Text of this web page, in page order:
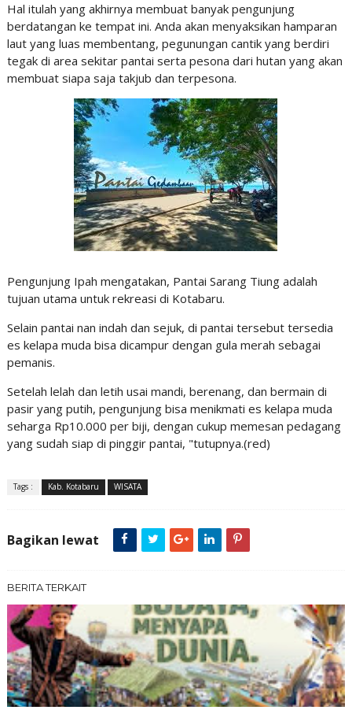
Hal itulah yang akhirnya membuat banyak pengunjung
berdatangan ke tempat ini. Anda akan menyaksikan hamparan
laut yang luas membentang, pegunungan cantik yang berdiri
tegak di area sekitar pantai serta pesona dari hutan yang akan
membuat siapa saja takjub dan terpesona.
Pengunjung Ipah mengatakan, Pantai Sarang Tiung adalah
tujuan utama untuk rekreasi di Kotabaru.
Selain pantai nan indah dan sejuk, di pantai tersebut tersedia
es kelapa muda bisa dicampur dengan gula merah sebagai
pemanis.
Setelah lelah dan letih usai mandi, berenang, dan bermain di
pasir yang putih, pengunjung bisa menikmati es kelapa muda
seharga Rp10.000 per biji, dengan cukup memesan pedagang
yang sudah siap di pinggir pantai, "tutupnya.(red)
Tags : Kab. Kotabaru WISATA
Bagikan lewat
BERITA TERKAIT